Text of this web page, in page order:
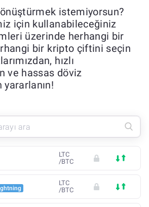
istemiyorsun?
için kullanabileceğiniz
üzerinde herhangi bir
bir kripto çiftini seçin
hızlı
ve hassas döviz
yararlanın!
LTC
/BTC
LTC
/BTC